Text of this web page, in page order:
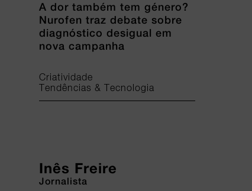
A dor também tem género?
Nurofen traz debate sobre
diagnóstico desigual em
nova campanha
Criatividade
Tendências & Tecnologia
Inês Freire
Jornalista